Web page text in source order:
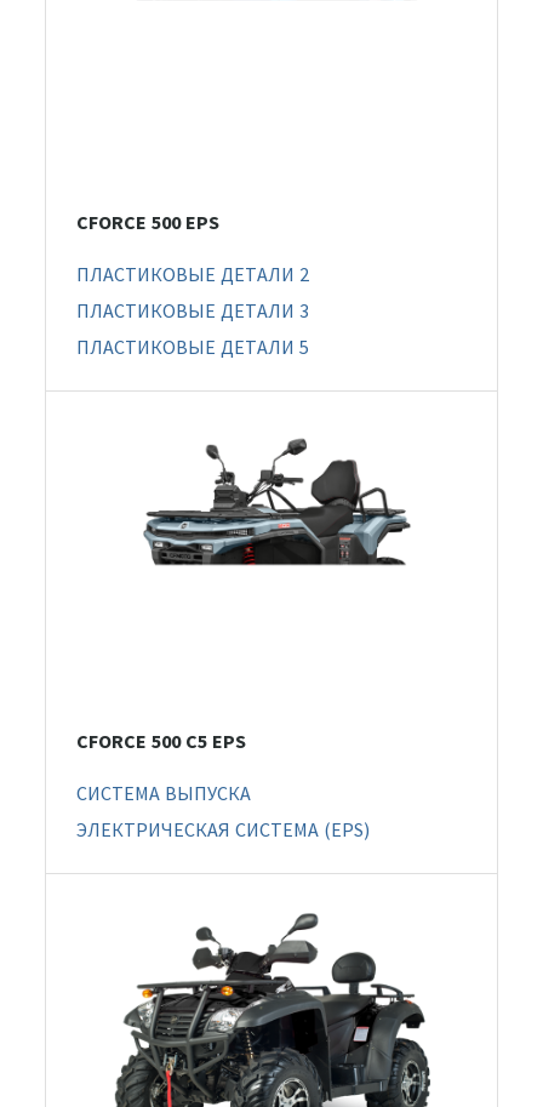
CFORCE 500 EPS
ПЛАСТИКОВЫЕ ДЕТАЛИ 2
ПЛАСТИКОВЫЕ ДЕТАЛИ 3
ПЛАСТИКОВЫЕ ДЕТАЛИ 5
CFORCE 500 С5 EPS
СИСТЕМА ВЫПУСКА
ЭЛЕКТРИЧЕСКАЯ СИСТЕМА (EPS)